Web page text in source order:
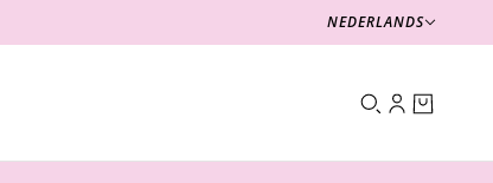
Nederlands
NEDERLANDS